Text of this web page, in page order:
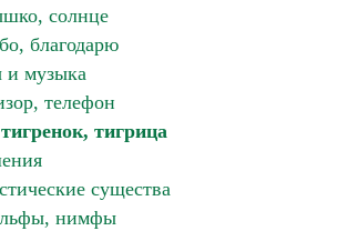
солнце
благодарю
и музыка
телефон
тигрица
существа
нимфы